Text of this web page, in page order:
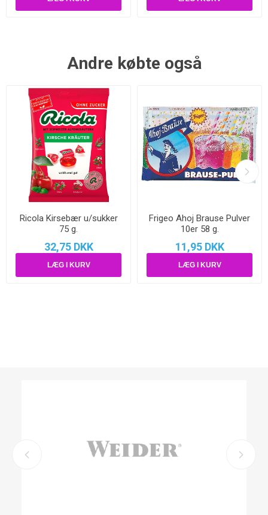
Andre købte også
Ricola Kirsebær u/sukker
75 g.
32,75 DKK
Frigeo Ahoj Brause Pulver
10er 58 g.
11,95 DKK